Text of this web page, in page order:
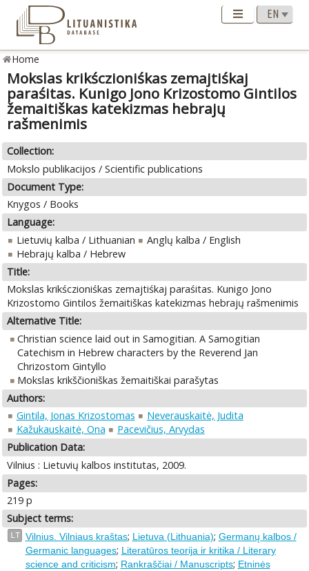
Home
Mokslas krikśczioniśkas zemajtiśkaj
paraśitas. Kunigo Jono Krizostomo Gintilos
žemaitiškas katekizmas hebrajų
rašmenimis
Collection:
Mokslo publikacijos / Scientific publications
Document Type:
Knygos / Books
Language:
Lietuvių kalba / Lithuanian
Anglų kalba / English
Hebrajų kalba / Hebrew
Title:
Mokslas krikśczioniśkas zemajtiśkaj paraśitas. Kunigo Jono
Krizostomo Gintilos žemaitiškas katekizmas hebrajų rašmenimis
Alternative Title:
Christian science laid out in Samogitian. A Samogitian
Catechism in Hebrew characters by the Reverend Jan
Chrizostom Gintyllo
Mokslas krikščioniškas žemaitiškai parašytas
Authors:
Gintila, Jonas Krizostomas
Neverauskaitė, Judita
Kažukauskaitė, Ona
Pacevičius, Arvydas
Publication Data:
Vilnius : Lietuvių kalbos institutas, 2009.
Pages:
219 p
Subject terms:
LT Vilnius. Vilniaus kraštas; Lietuva (Lithuania); Germanų kalbos /
Germanic languages; Literatūros teorija ir kritika / Literary
science and criticism; Rankraščiai / Manuscripts; Etninės